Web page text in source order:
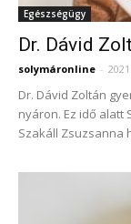
Egészségügy
Dr. Dávid
solymáronline -
Dr. Dávid Zoltán
nyáron. Ez idő alatt
Szakáll Zsuzsanna